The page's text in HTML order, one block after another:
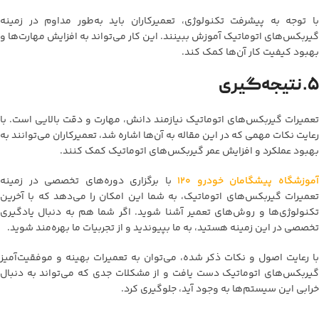
با توجه به پیشرفت تکنولوژی، تعمیرکاران باید به‌طور مداوم در زمینه
گیربکس‌های اتوماتیک آموزش ببینند. این کار می‌تواند به افزایش مهارت‌ها و
بهبود کیفیت کار آن‌ها کمک کند.
۵. نتیجه‌گیری
تعمیرات گیربکس‌های اتوماتیک نیازمند دانش، مهارت و دقت بالایی است. با
رعایت نکات مهمی که در این مقاله به آن‌ها اشاره شد، تعمیرکاران می‌توانند به
بهبود عملکرد و افزایش عمر گیربکس‌های اتوماتیک کمک کنند.
آموزشگاه پیشگامان خودرو 120
با برگزاری دوره‌های تخصصی در زمینه
تعمیرات گیربکس‌های اتوماتیک، به شما این امکان را می‌دهد که با آخرین
تکنولوژی‌ها و روش‌های تعمیر آشنا شوید. اگر شما هم به دنبال یادگیری
تخصصی در این زمینه هستید، به ما بپیوندید و از تجربیات ما بهره‌مند شوید.
با رعایت اصول و نکات ذکر شده، می‌توان به تعمیرات بهینه و موفقیت‌آمیز
گیربکس‌های اتوماتیک دست یافت و از مشکلات جدی که می‌تواند به دنبال
خرابی این سیستم‌ها به وجود آید، جلوگیری کرد.